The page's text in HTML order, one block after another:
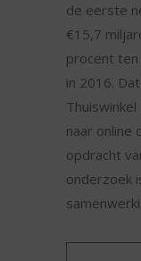
de eerste
€15,7
procent
in 2016.
naar online
opdracht
onderzoek